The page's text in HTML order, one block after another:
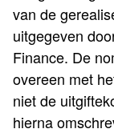
van de
uitgegeven
Finance. De
overeen met
niet de
hierna